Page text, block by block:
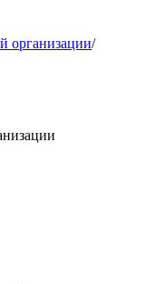
организации/